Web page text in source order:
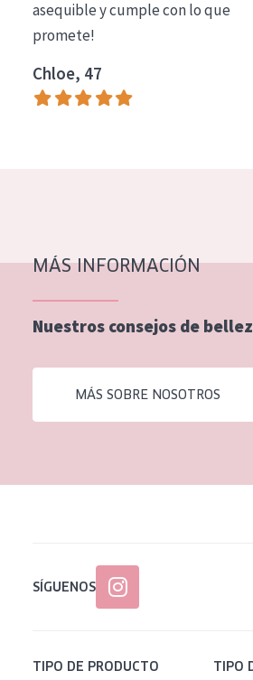
COLECCIÓN
Essentials
Lift+
Piel normal y seca
Piel mixata o grasa
Piel madura
Piel expuesta al sol
Piel menopáusica
Todas las edades
asequible y cumple con lo que
promete!
Chloe, 47
MÁS INFORMACIÓN
Nuestros consejos de
MÁS SOBRE NOSOTROS
SÍGUENOS
TIPO DE PRODUCTO TIPO